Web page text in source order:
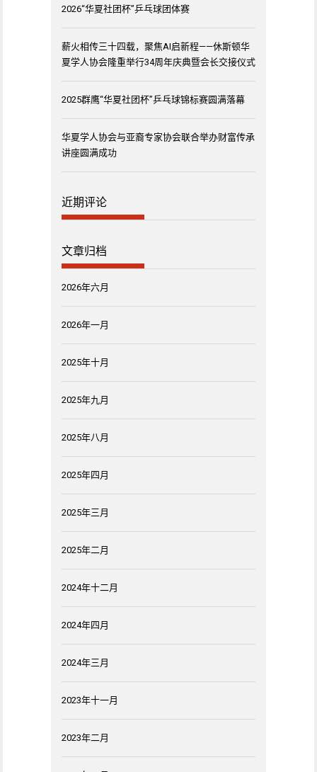
2026“华夏社团杯”乒乓球团体赛
薪火相传三十四载，聚焦AI启新程——休斯顿华
夏学人协会隆重举行34周年庆典暨会长交接仪式
2025群鹰“华夏社团杯”乒乓球锦标赛圆满落幕
华夏学人协会与亚裔专家协会联合举办财富传承
讲座圆满成功
近期评论
文章归档
2026年六月
2026年一月
2025年十月
2025年九月
2025年八月
2025年四月
2025年三月
2025年二月
2024年十二月
2024年四月
2024年三月
2023年十一月
2023年二月